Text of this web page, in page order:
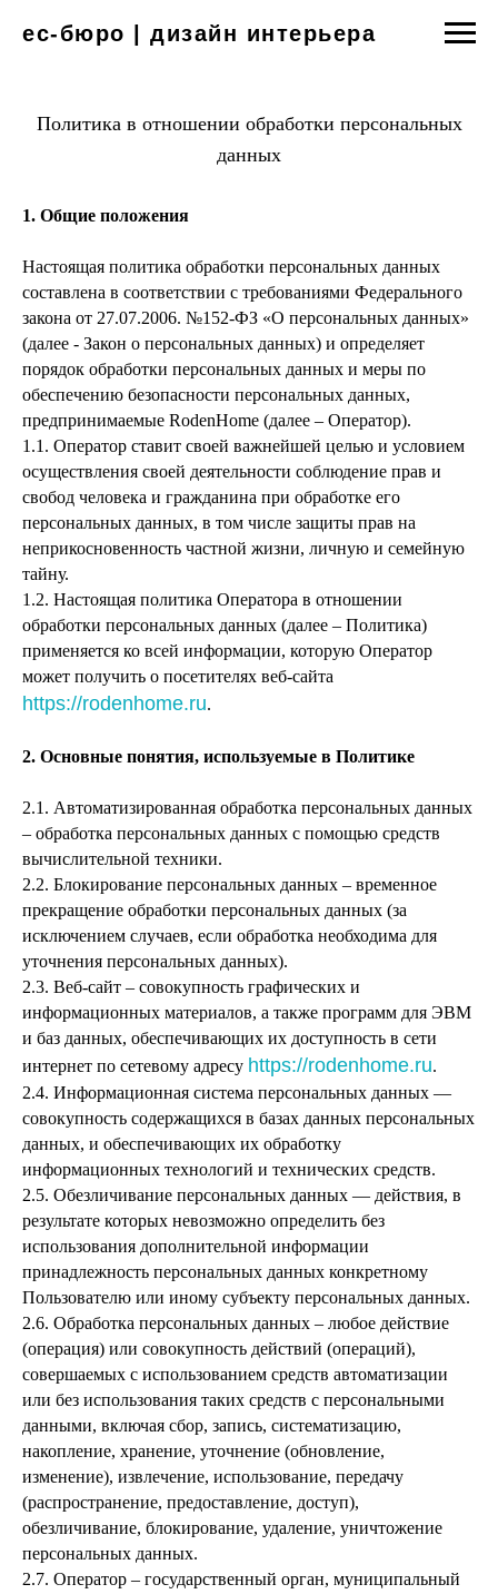
ес-бюро | дизайн интерьера
Политика в отношении обработки персональных
данных
1. Общие положения
Настоящая политика обработки персональных данных
составлена в соответствии с требованиями Федерального
закона от 27.07.2006. №152-ФЗ «О персональных данных»
(далее - Закон о персональных данных) и определяет
порядок обработки персональных данных и меры по
обеспечению безопасности персональных данных,
предпринимаемые RodenHome (далее – Оператор).
1.1. Оператор ставит своей важнейшей целью и условием
осуществления своей деятельности соблюдение прав и
свобод человека и гражданина при обработке его
персональных данных, в том числе защиты прав на
неприкосновенность частной жизни, личную и семейную
тайну.
1.2. Настоящая политика Оператора в отношении
обработки персональных данных (далее – Политика)
применяется ко всей информации, которую Оператор
может получить о посетителях веб-сайта
https://rodenhome.ru.
2. Основные понятия, используемые в Политике
2.1. Автоматизированная обработка персональных данных
– обработка персональных данных с помощью средств
вычислительной техники.
2.2. Блокирование персональных данных – временное
прекращение обработки персональных данных (за
исключением случаев, если обработка необходима для
уточнения персональных данных).
2.3. Веб-сайт – совокупность графических и
информационных материалов, а также программ для ЭВМ
и баз данных, обеспечивающих их доступность в сети
интернет по сетевому адресу https://rodenhome.ru.
2.4. Информационная система персональных данных —
совокупность содержащихся в базах данных персональных
данных, и обеспечивающих их обработку
информационных технологий и технических средств.
2.5. Обезличивание персональных данных — действия, в
результате которых невозможно определить без
использования дополнительной информации
принадлежность персональных данных конкретному
Пользователю или иному субъекту персональных данных.
2.6. Обработка персональных данных – любое действие
(операция) или совокупность действий (операций),
совершаемых с использованием средств автоматизации
или без использования таких средств с персональными
данными, включая сбор, запись, систематизацию,
накопление, хранение, уточнение (обновление,
изменение), извлечение, использование, передачу
(распространение, предоставление, доступ),
обезличивание, блокирование, удаление, уничтожение
персональных данных.
2.7. Оператор – государственный орган, муниципальный